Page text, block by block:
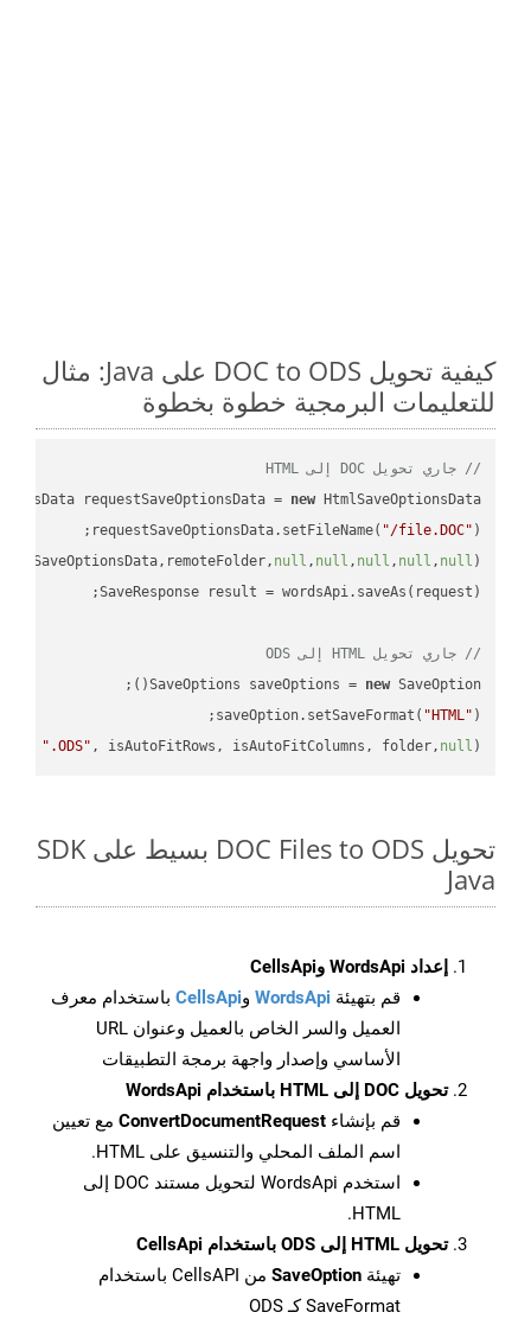
كيفية تحويل DOC to ODS على Java: مثال
للتعليمات البرمجية خطوة بخطوة
// جاري تحويل DOC إلى HTML
requestSaveOptionsData = new
requestSaveOptionsData.setFileName( "/file.DOC"
null , null , null , null , null
// جاري تحويل HTML إلى ODS
SaveOptions saveOptions = new
saveOption.setSaveFormat( "HTML"
".ODS" , isAutoFitRows, isAutoFitColumns, folder, null );
تحويل DOC Files to ODS بسيط على SDK
Java
إعداد WordsApi وCellsApi
قم بتهيئة WordsApi وCellsApi باستخدام معرف
العميل والسر الخاص بالعميل وعنوان URL
الأساسي وإصدار واجهة برمجة التطبيقات
تحويل DOC إلى HTML باستخدام WordsApi
قم بإنشاء ConvertDocumentRequest مع تعيين
اسم الملف المحلي والتنسيق على HTML.
استخدم WordsApi لتحويل مستند DOC إلى
HTML.
تحويل HTML إلى ODS باستخدام CellsApi
تهيئة SaveOption
من CellsAPI باستخدام
SaveFormat كـ ODS